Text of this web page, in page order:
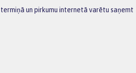
un pirkumu internetā varētu saņemt